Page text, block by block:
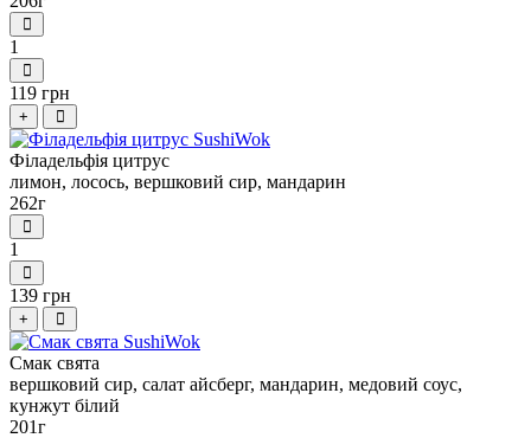
1
119 грн
+
Філадельфія цитрус
лимон, лосось, вершковий сир, мандарин
262г
1
139 грн
+
Смак свята
вершковий сир, салат айсберг, мандарин, медовий соус,
кунжут білий
201г